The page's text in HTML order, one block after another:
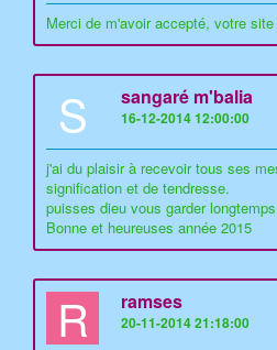
Merci de m'avoir accepté, votre
S sangaré m'balia
16-12-2014 12:00:00
j'ai du plaisir à recevoir tous ses
signification et de tendresse.
puisses dieu vous garder
Bonne et heureuses année 2015
R ramses
20-11-2014 21:18:00